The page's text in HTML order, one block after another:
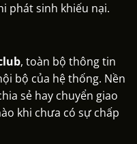
phát sinh khiếu nại.
, toàn bộ thông tin
bộ của hệ thống. Nền
sẻ hay chuyển giao
khi chưa có sự chấp